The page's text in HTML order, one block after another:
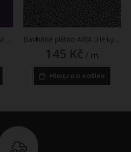
Bavlněné plátno ANIKA UNI jednobarevná tmavě fialová, š.160cm (látka v metráži) Bavlněné plátno ARIA bílé kytičky na černé / valerie, š.160cm (látka v metráži)
145 Kč / m
PŘIDEJ DO KOŠÍKU